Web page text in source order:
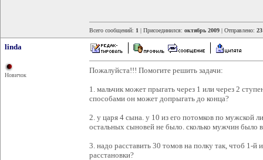
Всего сообщений: 1 | Присоединился: октябрь 2009 | Отправлено:
linda
Новичок
Пожалуйста!!! Помогите решить задачи:
1. мальчик может прыгать через 1 или через 2
способами он может допрыгать до конца?
2. у царя 4 сына. у 10 из его потомков по мужской
остальных сыновей не было. сколько мужчин было
3. надо расставить 30 томов на полку так, чтоб 1-й
расстановки?